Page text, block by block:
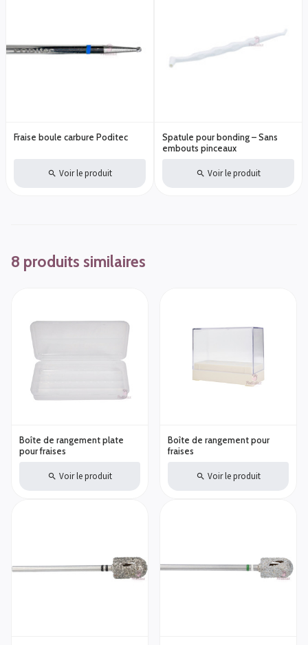
Fraise boule carbure Poditec
Voir le produit
Spatule pour bonding – Sans
embouts pinceaux
Voir le produit
8 produits similaires
Boîte de rangement plate
pour fraises
Voir le produit
Boîte de rangement pour
fraises
Voir le produit